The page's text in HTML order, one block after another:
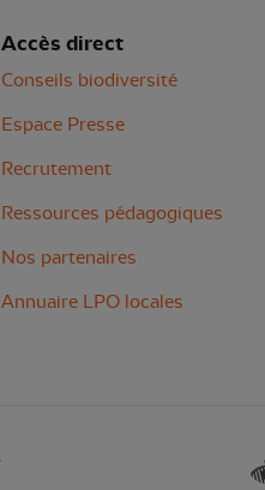
Accès direct
Conseils biodiversité
Espace Presse
Recrutement
Ressources pédagogiques
Nos partenaires
Annuaire LPO locales